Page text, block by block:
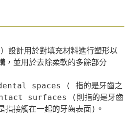
設計用於對填充材料進行塑形以
，並用於去除柔軟的多餘部分
spaces ( 指的是牙齒之
surfaces (則指的是牙齒
指接觸在一起的牙齒表面)。